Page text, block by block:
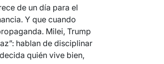
de un día para el
Y que cuando
Milei, Trump
hablan de disciplinar
quién vive bien,